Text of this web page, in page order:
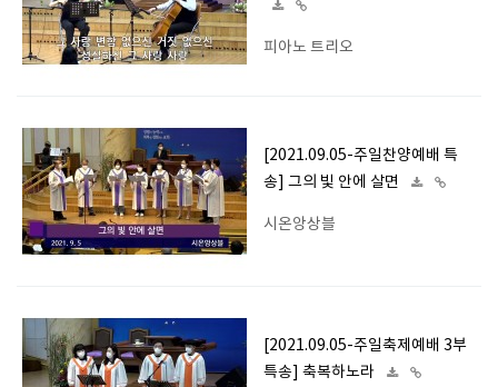
피아노 트리오
[2021.09.05-주일찬양예배 특
송] 그의 빛 안에 살면
시온앙상블
[2021.09.05-주일축제예배 3부
특송] 축복하노라